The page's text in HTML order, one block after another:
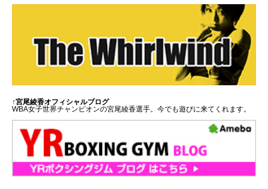
↑宮尾綾香オフィシャルブログ
WBA女子世界チャンピオンの宮尾綾香選手。今でも遊びに来てくれます。